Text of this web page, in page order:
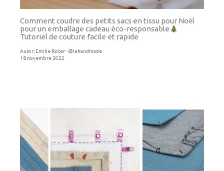
Comment coudre des petits sacs en tissu pour Noël
pour un emballage cadeau éco-responsable
Tutoriel de couture facile et rapide
Autor: Emilie Roter · @lehandmade
18 novembre 2022